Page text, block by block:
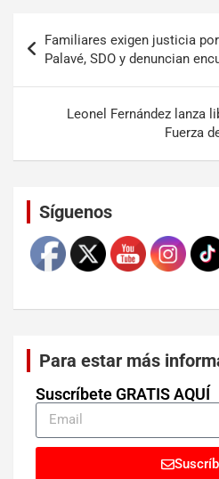
Familiares exigen justicia
Palavé, SDO y denuncian
Leonel Fernández lanza
Fuerza
Síguenos
Para estar más
Suscríbete GRATIS AQUÍ